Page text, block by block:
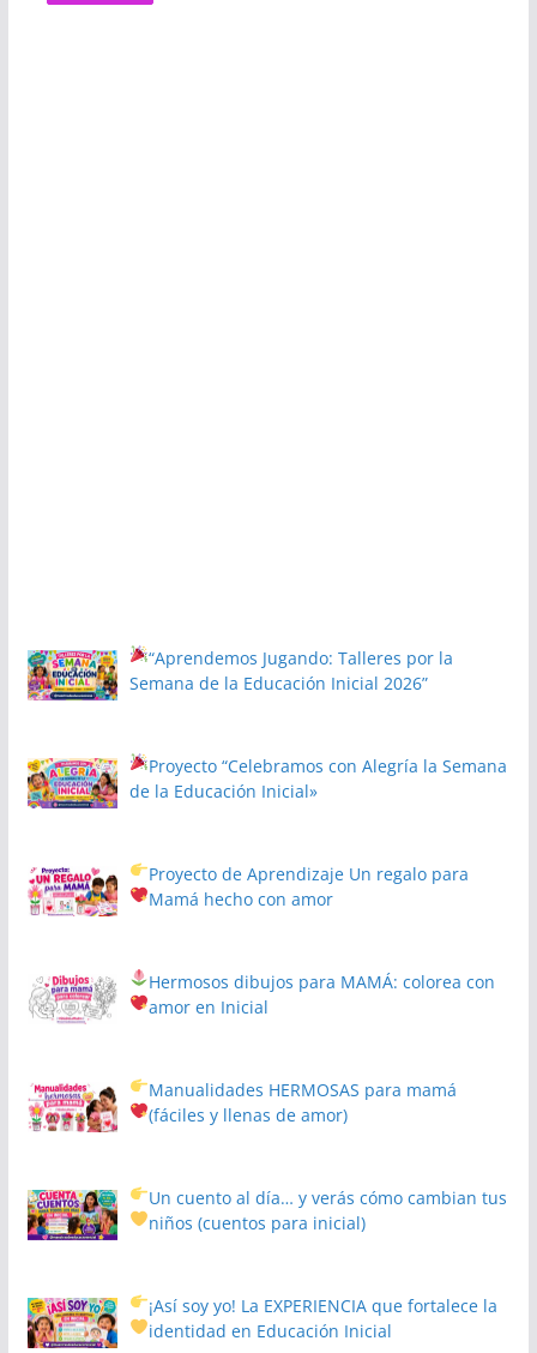
“Aprendemos Jugando: Talleres por la
Semana de la Educación Inicial 2026”
Proyecto“Celebramos con Alegría la Semana
de la Educación Inicial»
Proyecto de Aprendizaje Un regalo para
Mamá hecho con amor
Hermosos dibujos para MAMÁ: colorea con
amor en Inicial
Manualidades HERMOSAS para mamá
(fáciles y llenas de amor)
Un cuento al día… y verás cómo cambian tus
niños(cuentos para inicial)
¡Así soy yo! La EXPERIENCIA que fortalece la
identidad en Educación Inicial